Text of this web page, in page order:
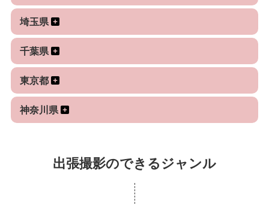
埼玉県
千葉県
東京都
神奈川県
出張撮影のできるジャンル